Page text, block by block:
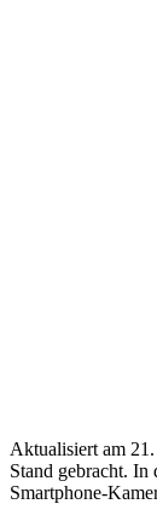
Aktualisiert am
Stand gebracht. In
Smartphone-